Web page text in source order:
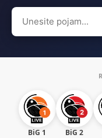
Search
for:
BiG 1 BiG 2